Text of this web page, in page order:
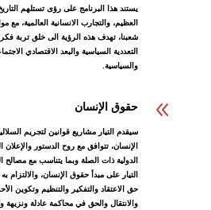
يستند هذا البرنامج على رؤى تستلهم
العظيم، والتجارب الانسانية العالمية،
شعبنا، تهدف هذه الرؤية الى خلق تربة
التعددية السياسية والبعد الاقتصادي
والسياسية.
8 حقوق الإنسان
سيقدم التيار مشاريع قوانين لتجريم
الإنسان، تتوافق مع روح الدستور والإعلان
الدولية ذات الصلة وبما يتناسب مع مصالح
التيار على مبدأ حقوق الإنسان،
حق الاعتقاد والتفكير والتنظيم وتكوين
والانتقال والحق في محاكمة عادلة ونزيهة